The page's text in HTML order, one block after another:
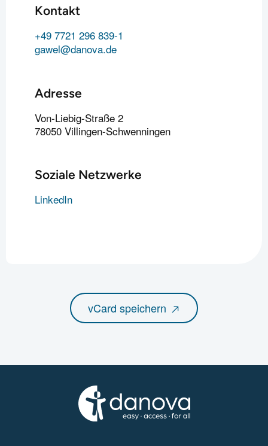
Kontakt
+49 7721 296 839-1
gawel@danova.de
Adresse
Von-Liebig-Straße 2
78050 Villingen-Schwenningen
Soziale Netzwerke
LinkedIn
vCard speichern